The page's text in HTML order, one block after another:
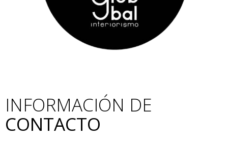
INFORMACIÓN DE
CONTACTO